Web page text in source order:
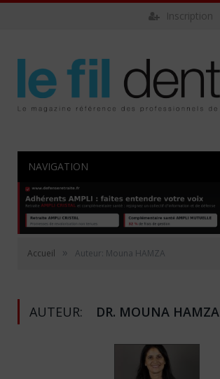
Inscription
NAVIGATION
Accueil » Auteur: Mouna HAMZA
AUTEUR: DR. MOUNA HAMZA